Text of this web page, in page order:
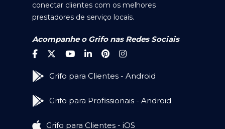
conectar clientes com os melhores
prestadores de serviço locais.
Acompanhe o Grifo nas Redes Sociais
Grifo para Clientes - Android
Grifo para Profissionais - Android
Grifo para Clientes - iOS